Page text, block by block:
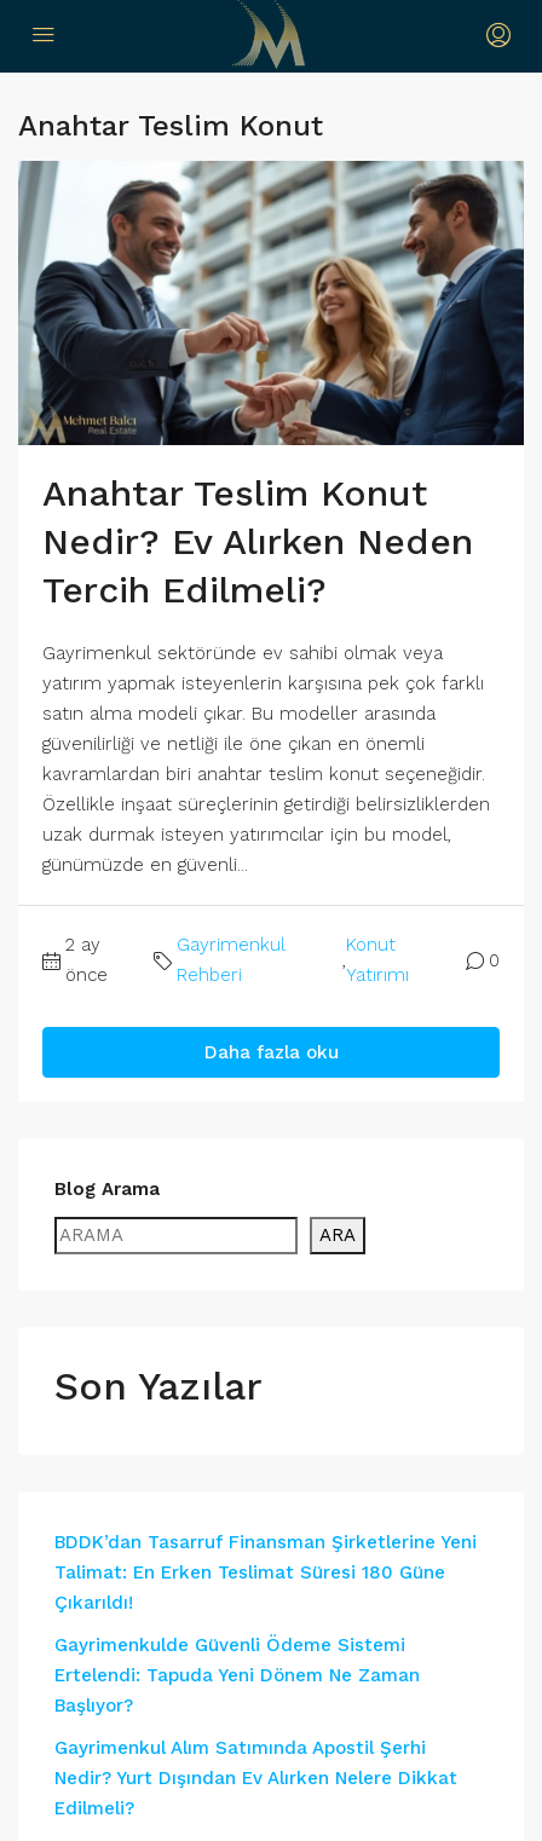
Anahtar Teslim Konut
Anahtar Teslim Konut
Nedir? Ev Alırken Neden
Tercih Edilmeli?
Gayrimenkul sektöründe ev sahibi olmak veya
yatırım yapmak isteyenlerin karşısına pek çok farklı
satın alma modeli çıkar. Bu modeller arasında
güvenilirliği ve netliği ile öne çıkan en önemli
kavramlardan biri anahtar teslim konut seçeneğidir.
Özellikle inşaat süreçlerinin getirdiği belirsizliklerden
uzak durmak isteyen yatırımcılar için bu model,
günümüzde en güvenli...
2 ay
önce
Gayrimenkul
Rehberi
,
Konut
Yatırımı
0
Daha fazla oku
Blog Arama
ARA
Son Yazılar
BDDK’dan Tasarruf Finansman Şirketlerine Yeni
Talimat: En Erken Teslimat Süresi 180 Güne
Çıkarıldı!
Gayrimenkulde Güvenli Ödeme Sistemi
Ertelendi: Tapuda Yeni Dönem Ne Zaman
Başlıyor?
Gayrimenkul Alım Satımında Apostil Şerhi
Nedir? Yurt Dışından Ev Alırken Nelere Dikkat
Edilmeli?